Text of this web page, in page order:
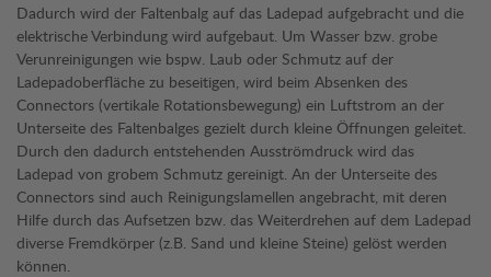
Dadurch wird der Faltenbalg auf das Ladepad aufgebracht und die
elektrische Verbindung wird aufgebaut. Um Wasser bzw. grobe
Verunreinigungen wie bspw. Laub oder Schmutz auf der
Ladepadoberfläche zu beseitigen, wird beim Absenken des
Connectors (vertikale Rotationsbewegung) ein Luftstrom an der
Unterseite des Faltenbalges gezielt durch kleine Öffnungen geleitet.
Durch den dadurch entstehenden Ausströmdruck wird das
Ladepad von grobem Schmutz gereinigt. An der Unterseite des
Connectors sind auch Reinigungslamellen angebracht, mit deren
Hilfe durch das Aufsetzen bzw. das Weiterdrehen auf dem Ladepad
diverse Fremdkörper (z.B. Sand und kleine Steine) gelöst werden
können.